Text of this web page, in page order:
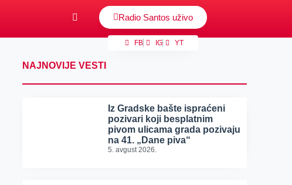
Radio Santos uživo
FB IG YT
NAJNOVIJE VESTI
Iz Gradske bašte ispraćeni
pozivari koji besplatnim
pivom ulicama grada pozivaju
na 41. „Dane piva“
5. avgust 2026.